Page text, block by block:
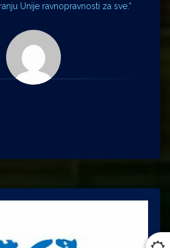
Unije ravnopravnosti za sve.“